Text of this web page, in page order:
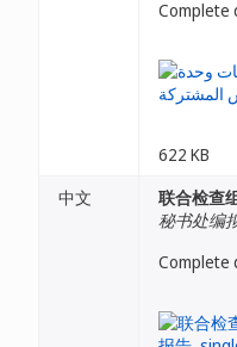
Complete
622 KB
中文
联合检查
秘书处编
Complete